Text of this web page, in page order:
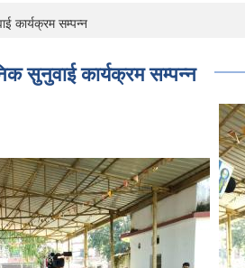
कार्यक्रम सम्पन्न
सुनुवाई कार्यक्रम सम्पन्न